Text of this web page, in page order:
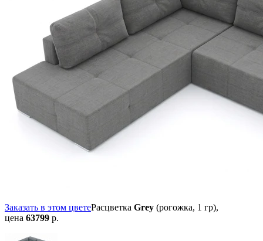
Заказать в этом цветеРасцветка Grey (рогожка, 1 гр),
цена 63799 р.